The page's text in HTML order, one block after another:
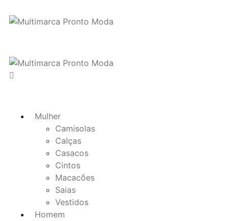
Mulher
Camisolas
Calças
Casacos
Cintos
Macacões
Saias
Vestidos
Homem